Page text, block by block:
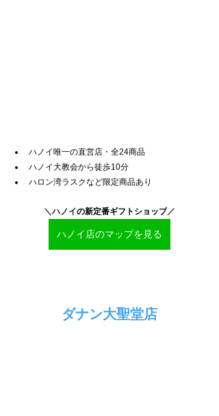
ハノイ唯一の直営店・全24商品
ハノイ大教会から徒歩10分
ハロン湾ラスクなど限定商品あり
＼ハノイの新定番ギフトショップ／
ハノイ店のマップを見る
ダナン大聖堂店